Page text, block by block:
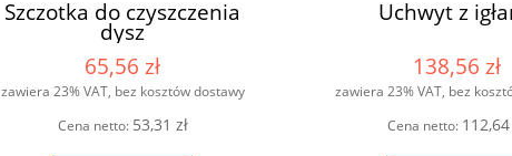
Szczotka do czyszczenia
dysz
65,56 zł
zawiera 23% VAT, bez kosztów dostawy
Cena netto: 53,31 zł
Uchwyt z
138,56 zł
zawiera 23% VAT, bez
Cena netto: 112,64